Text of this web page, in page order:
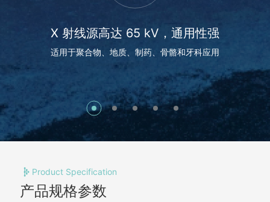
X 射线源高达 65 kV，通用性强
适用于聚合物、地质、制药、骨骼和牙科应用
Product Specification
产品规格参数